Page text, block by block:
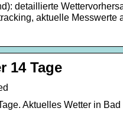
detaillierte
aktuelle Messwerte
14 Tage
Aktuelles Wetter in